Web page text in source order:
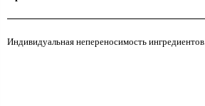
Индивидуальная непереносимость ингредиентов.